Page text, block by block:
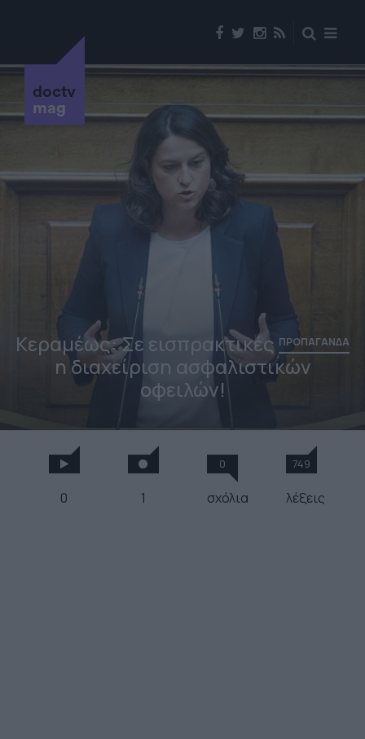
doctv
mag
Κεραμέως: Σε εισπρακτικές ΠΡΟΠΑΓΑΝΔΑ
η διαχείριση ασφαλιστικών
οφειλών!
0 1
0
σχόλια
749
λέξεις